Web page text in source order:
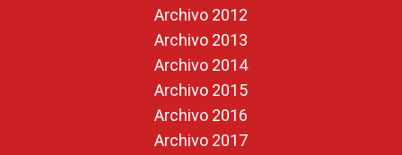
Archivo 2012
Archivo 2013
Archivo 2014
Archivo 2015
Archivo 2016
Archivo 2017